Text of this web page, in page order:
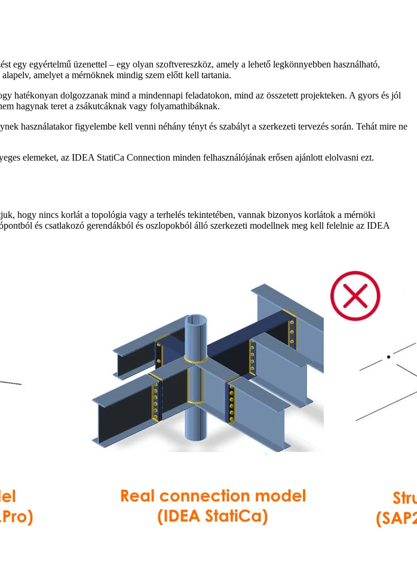
egy egyértelmű üzenettel – egy olyan szoftvereszköz, amely a lehető legkönnyebben használható,
amelyet a mérnöknek mindig szem előtt kell tartania.
hatékonyan dolgozzanak mind a mindennapi feladatokon, mind az összetett projekteken. A gyors és jól
hagynak teret a zsákutcáknak vagy folyamathibáknak.
használatakor figyelembe kell venni néhány tényt és szabályt a szerkezeti tervezés során. Tehát mire ne
elemeket, az IDEA StatiCa Connection minden felhasználójának erősen ajánlott elolvasni ezt.
hogy nincs korlát a topológia vagy a terhelés tekintetében, vannak bizonyos korlátok a mérnöki
és csatlakozó gerendákból és oszlopokból álló szerkezeti modellnek meg kell felelnie az IDEA